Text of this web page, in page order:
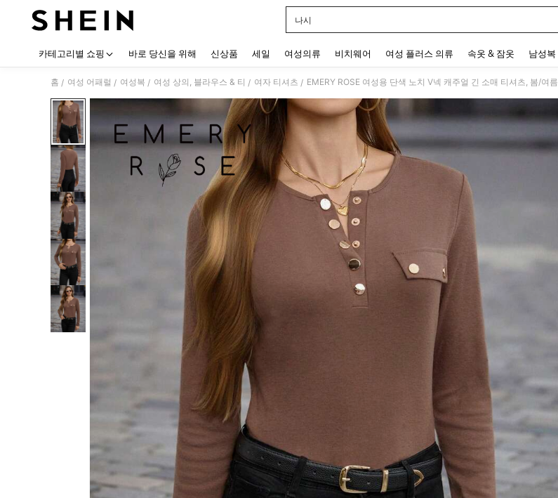
나시
카테고리별 쇼핑 바로 당신을 위해 신상품 세일 여성의류 비치웨어 여성 플러스 의류 속옷 & 잠옷 남성복
홈 / 여성 어패럴 / 여성복 / 여성 상의, 블라우스 & 티 / 여자 티셔츠 / EMERY ROSE 여성용 단색 노치 V넥 캐주얼 긴 소매 티셔츠, 봄/여름